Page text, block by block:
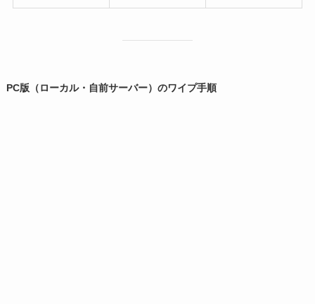
PC版（ローカル・自前サーバー）のワイプ手順